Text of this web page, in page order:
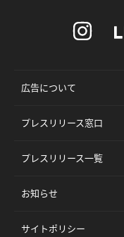
広告について
プレスリリース窓口
プレスリリース一覧
お知らせ
サイトポリシー